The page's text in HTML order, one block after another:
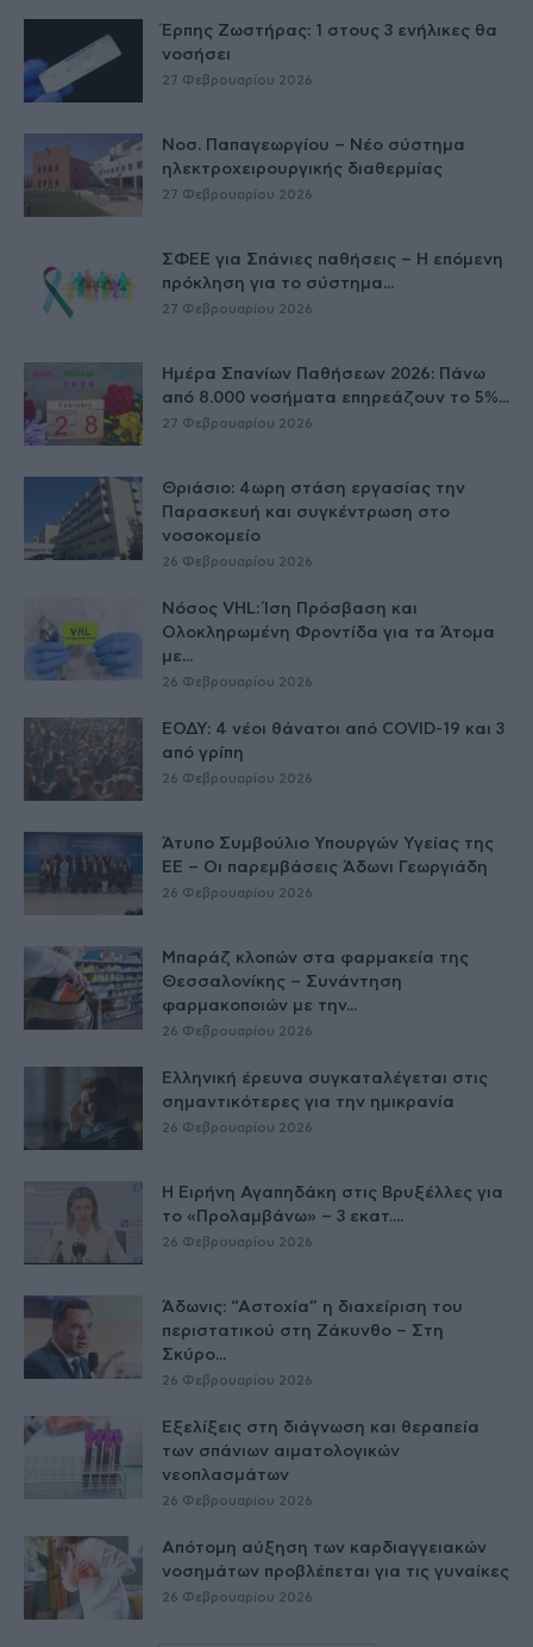
Έρπης Ζωστήρας: 1 στους 3 ενήλικες θα
νοσήσει
27 Φεβρουαρίου 2026
Νοσ. Παπαγεωργίου – Νέο σύστημα
ηλεκτροχειρουργικής διαθερμίας
27 Φεβρουαρίου 2026
ΣΦΕΕ για Σπάνιες παθήσεις – Η επόμενη
πρόκληση για το σύστημα...
27 Φεβρουαρίου 2026
Ημέρα Σπανίων Παθήσεων 2026: Πάνω
από 8.000 νοσήματα επηρεάζουν το 5%...
27 Φεβρουαρίου 2026
Θριάσιο: 4ωρη στάση εργασίας την
Παρασκευή και συγκέντρωση στο
νοσοκομείο
26 Φεβρουαρίου 2026
Νόσος VHL: Ίση Πρόσβαση και
Ολοκληρωμένη Φροντίδα για τα Άτομα
με...
26 Φεβρουαρίου 2026
ΕΟΔΥ: 4 νέοι θάνατοι από COVID-19 και 3
από γρίπη
26 Φεβρουαρίου 2026
Άτυπο Συμβούλιο Υπουργών Υγείας της
ΕE – Οι παρεμβάσεις Άδωνι Γεωργιάδη
26 Φεβρουαρίου 2026
Μπαράζ κλοπών στα φαρμακεία της
Θεσσαλονίκης – Συνάντηση
φαρμακοποιών με την...
26 Φεβρουαρίου 2026
Ελληνική έρευνα συγκαταλέγεται στις
σημαντικότερες για την ημικρανία
26 Φεβρουαρίου 2026
Η Ειρήνη Αγαπηδάκη στις Βρυξέλλες για
το «Προλαμβάνω» – 3 εκατ....
26 Φεβρουαρίου 2026
Άδωνις: “Αστοχία” η διαχείριση του
περιστατικού στη Ζάκυνθο – Στη
Σκύρο...
26 Φεβρουαρίου 2026
Εξελίξεις στη διάγνωση και θεραπεία
των σπάνιων αιματολογικών
νεοπλασμάτων
26 Φεβρουαρίου 2026
Απότομη αύξηση των καρδιαγγειακών
νοσημάτων προβλέπεται για τις γυναίκες
26 Φεβρουαρίου 2026